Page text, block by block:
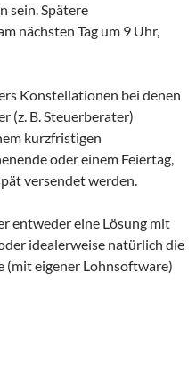
sein. Spätere
nächsten Tag um 9 Uhr,
Konstellationen bei denen
(z. B. Steuerberater)
kurzfristigen
oder einem Feiertag,
versendet werden.
entweder eine Lösung mit
idealerweise natürlich die
(mit eigener Lohnsoftware)